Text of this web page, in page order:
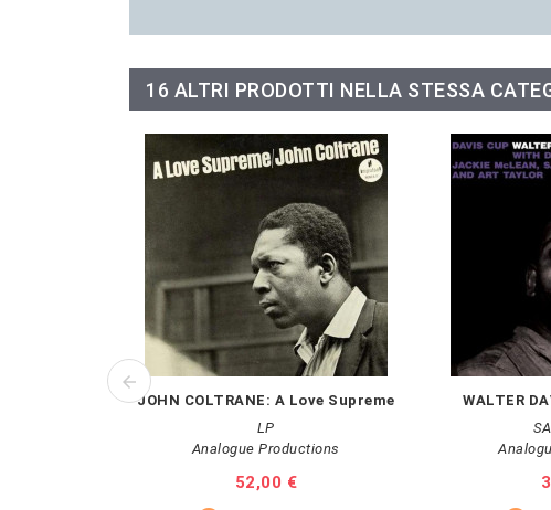
16 ALTRI PRODOTTI NELLA STESSA
JOHN COLTRANE: A Love Supreme
LP
Analogue Productions
Prezzo
52,00 €
WALTER